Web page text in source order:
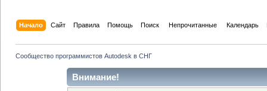
Начало Сайт Правила Помощь Поиск Непрочитанные Календарь
Сообщество программистов Autodesk в СНГ
Внимание!